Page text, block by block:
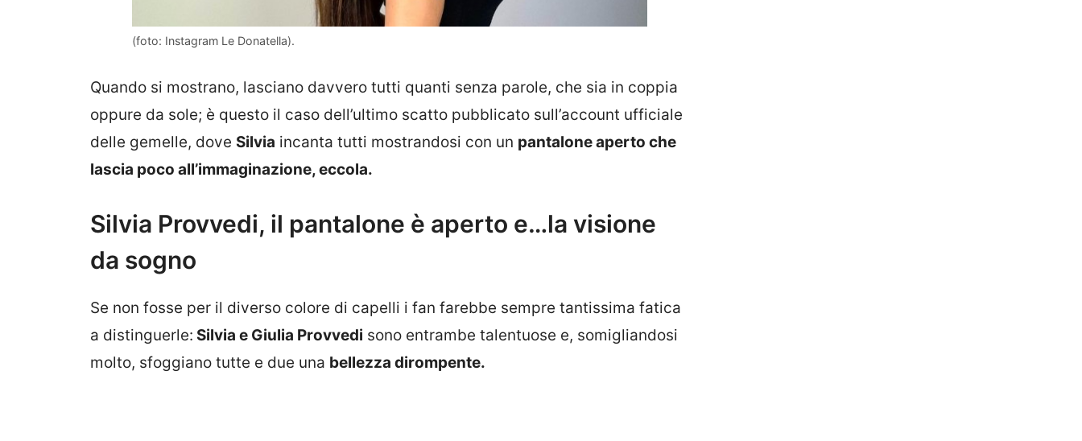
(foto: Instagram Le Donatella).
Quando si mostrano, lasciano davvero tutti quanti senza parole, che sia in coppia
oppure da sole; è questo il caso dell’ultimo scatto pubblicato sull’account ufficiale
delle gemelle, dove Silvia incanta tutti mostrandosi con un pantalone aperto che
lascia poco all’immaginazione, eccola.
Silvia Provvedi, il pantalone è aperto e…la visione
da sogno
Se non fosse per il diverso colore di capelli i fan farebbe sempre tantissima fatica
a distinguerle: Silvia e Giulia Provvedi sono entrambe talentuose e, somigliandosi
molto, sfoggiano tutte e due una bellezza dirompente.